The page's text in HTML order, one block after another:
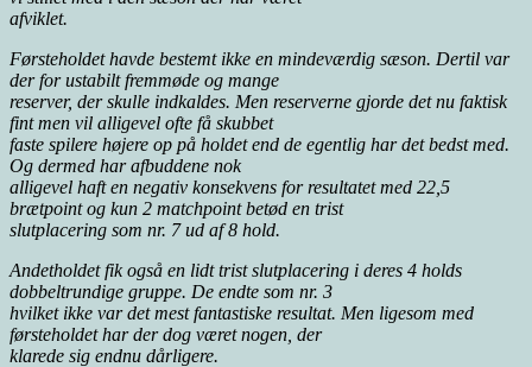
afviklet.
Førsteholdet havde bestemt ikke en mindeværdig sæson. Dertil var
der for ustabilt fremmøde og mange
reserver, der skulle indkaldes. Men reserverne gjorde det nu faktisk
fint men vil alligevel ofte få skubbet
faste spilere højere op på holdet end de egentlig har det bedst med.
Og dermed har afbuddene nok
alligevel haft en negativ konsekvens for resultatet med 22,5
brætpoint og kun 2 matchpoint betød en trist
slutplacering som nr. 7 ud af 8 hold.
Andetholdet fik også en lidt trist slutplacering i deres 4 holds
dobbeltrundige gruppe. De endte som nr. 3
hvilket ikke var det mest fantastiske resultat. Men ligesom med
førsteholdet har der dog været nogen, der
klarede sig endnu dårligere.